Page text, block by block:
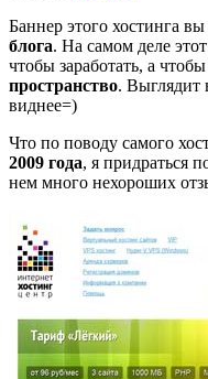
Баннер этого хостинга
блога. На самом деле
чтобы заработать, а чтобы
пространство. Выглядит
виднее=)
Что по поводу самого
2009 года, я придраться
нем много нехороших